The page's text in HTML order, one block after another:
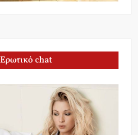
Ερωτικό chat